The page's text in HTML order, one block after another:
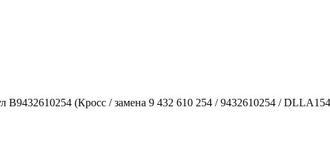
(Кросс / замена 9 432 610 254 / 9432610254 /